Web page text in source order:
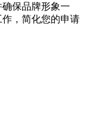
保品牌形象一
，简化您的申请